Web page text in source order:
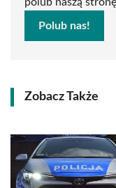
Polub nas!
Zobacz Także